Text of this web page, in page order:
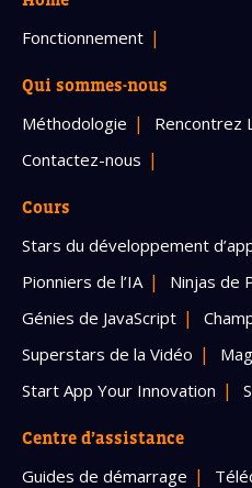
Fonctionnement
Qui sommes-nous
Méthodologie Rencontrez
Contactez-nous
Cours
Stars du développement
Pionniers de l’IA
Ninjas de
Génies de JavaScript
Superstars de la Vidéo
Start App Your Innovation
Centre d’assistance
Guides de démarrage